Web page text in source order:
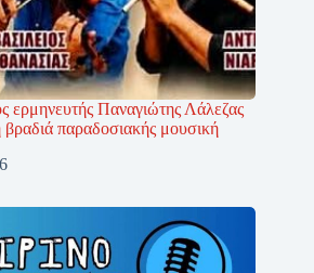
Παναγιώτης Λάλεζας
βραδιά παραδοσιακής μουσική